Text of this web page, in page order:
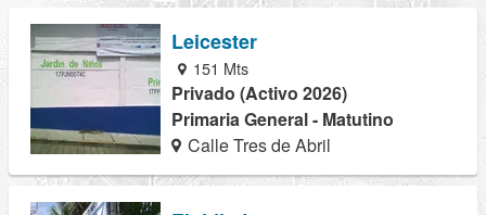
Leicester
151 Mts
Privado (Activo 2026)
Primaria General - Matutino
Calle Tres de Abril